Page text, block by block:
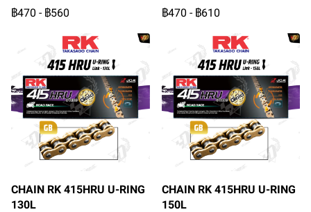
฿470 - ฿560 ฿470 - ฿610
CHAIN RK 415HRU U-RING
130L
CHAIN RK 415HRU U-RING
150L